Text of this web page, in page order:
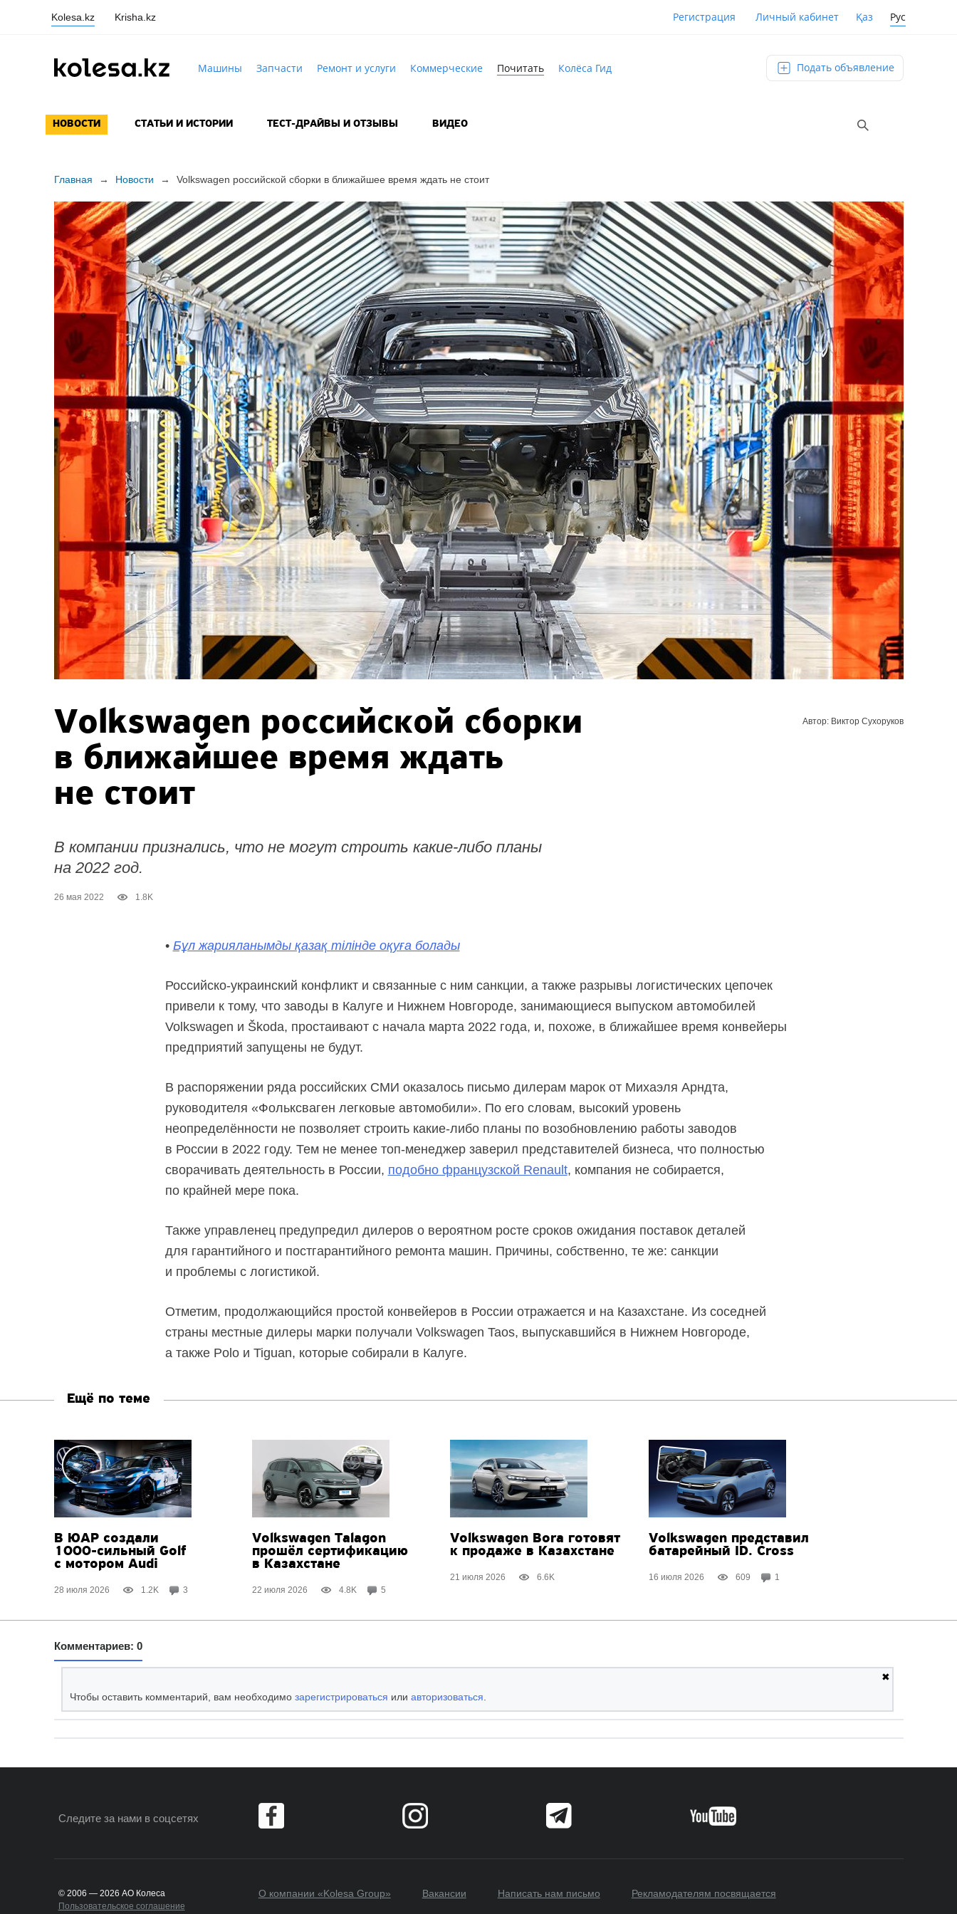
Kolesa.kz Krisha.kz Регистрация Личный кабинет Қаз Рус
Машины Запчасти Ремонт и услуги Коммерческие Почитать Колёса Гид Подать объявление
НОВОСТИ СТАТЬИ И ИСТОРИИ ТЕСТ-ДРАЙВЫ И ОТЗЫВЫ ВИДЕО
Главная → Новости → Volkswagen российской сборки в ближайшее время ждать не стоит
Volkswagen российской сборки
в ближайшее время ждать
не стоит
В компании признались, что не могут строить какие-либопланы
на 2022 год.
26 мая 2022 1.8K
Автор: Виктор Сухоруков
• Бұл жарияланымды қазақ тілінде оқуға болады
Российско-украинский конфликт и связанные с ним санкции, а также разрывы логистических цепочек
привели к тому, что заводы в Калуге и Нижнем Новгороде, занимающиеся выпуском автомобилей
Volkswagen и Škoda, простаивают с начала марта 2022 года, и, похоже, в ближайшее время конвейеры
предприятий запущены не будут.
В распоряжении ряда российских СМИ оказалось письмо дилерам марок от Михаэля Арндта,
руководителя «Фольксваген легковые автомобили». По его словам, высокий уровень
неопределённости не позволяет строить какие-либопланы по возобновлению работы заводов
в России в 2022 году. Тем не менее топ-менеджерзаверил представителей бизнеса, что полностью
сворачивать деятельность в России, подобно французской Renault, компания не собирается,
по крайней мере пока.
Также управленец предупредил дилеров о вероятном росте сроков ожидания поставок деталей
для гарантийного и постгарантийного ремонта машин. Причины, собственно, те же: санкции
и проблемы с логистикой.
Отметим, продолжающийся простой конвейеров в России отражается и на Казахстане. Из соседней
страны местные дилеры марки получали Volkswagen Taos, выпускавшийся в Нижнем Новгороде,
а также Polo и Tiguan, которые собирали в Калуге.
Ещё по теме
В ЮАР создали
1000-сильный Golf
с мотором Audi
28 июля 2026 1.2K 3
Volkswagen Talagon
прошёл сертификацию
в Казахстане
22 июля 2026 4.8K 5
Volkswagen Bora готовят
к продаже в Казахстане
21 июля 2026 6.6K
Volkswagen представил
батарейный ID. Cross
16 июля 2026 609 1
Комментариев: 0
✖
Чтобы оставить комментарий, вам необходимо зарегистрироваться или авторизоваться.
Следите за намив соцсетях
© 2006 — 2026 АО Колеса
Пользовательское соглашение
О компании «Kolesa Group» Вакансии Написать нам письмо Рекламодателям посвящается